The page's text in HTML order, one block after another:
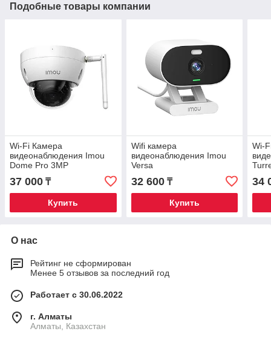
Подобные товары компании
Wi-Fi Камера
видеонаблюдения Imou
Dome Pro 3MP
37 000 ₸
Купить
Wifi камера
видеонаблюдения Imou
Versa
32 600₸
Купить
Wi-
34
О нас
Рейтинг не сформирован
Менее 5 отзывов за последний год
Работает с 30.06.2022
г. Алматы
Алматы, Казахстан